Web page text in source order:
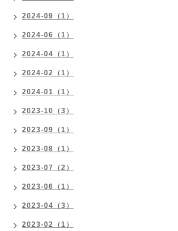
2024-09（1）
2024-06（1）
2024-04（1）
2024-02（1）
2024-01（1）
2023-10（3）
2023-09（1）
2023-08（1）
2023-07（2）
2023-06（1）
2023-04（3）
2023-02（1）